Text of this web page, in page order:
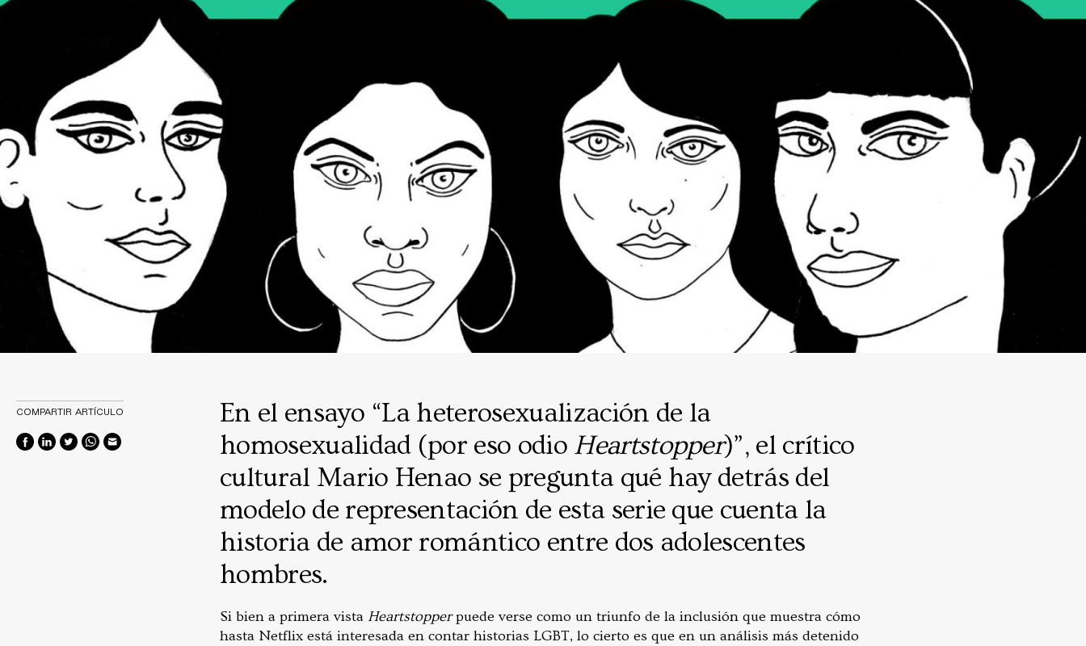
En el ensayo “La heterosexualización de la
homosexualidad (por eso odio Heartstopper)”, el crítico
cultural Mario Henao se pregunta qué hay detrás del
modelo de representación de esta serie que cuenta la
historia de amor romántico entre dos adolescentes
hombres.
Si bien a primera vista Heartstopperpuede verse como un triunfo de la inclusión que muestra cómo
hasta Netflix está interesada en contar historias LGBT, lo cierto es que en un análisis más detenido
COMPARTIR ARTÍCULO